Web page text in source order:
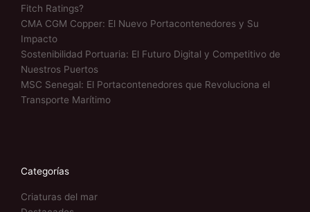
Fitch Ratings?
CMA CGM Copper: El Nuevo Portacontenedores y Su
Impacto
Sostenibilidad Portuaria: El Futuro Digital y Competitivo de
Nuestros Puertos
MSC Senegal: El Portacontenedores que Revoluciona el
Transporte Marítimo
Categorías
Criaturas del mar